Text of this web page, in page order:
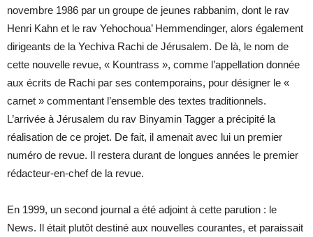
novembre 1986 par un groupe de jeunes rabbanim, dont le rav
Henri Kahn et le rav Yehochoua’ Hemmendinger, alors également
dirigeants de la Yechiva Rachi de Jérusalem. De là, le nom de
cette nouvelle revue, « Kountrass », comme l’appellation donnée
aux écrits de Rachi par ses contemporains, pour désigner le «
carnet » commentant l’ensemble des textes traditionnels.
L’arrivée à Jérusalem du rav Binyamin Tagger a précipité la
réalisation de ce projet. De fait, il amenait avec lui un premier
numéro de revue. Il restera durant de longues années le premier
rédacteur-en-chef de la revue.
En 1999, un second journal a été adjoint à cette parution : le
News. Il était plutôt destiné aux nouvelles courantes, et paraissait